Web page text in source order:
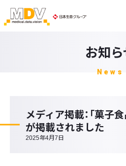
お知
News
メディア掲載：「菓子
が掲載されました
2025年4月7日